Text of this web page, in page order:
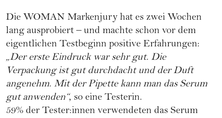
Die WOMAN Markenjury hat es zwei Wochen
lang ausprobiert – und machte schon vor dem
eigentlichen Testbeginn positive Erfahrungen:
„Der erste Eindruck war sehr gut. Die
Verpackung ist gut durchdacht und der Duft
angenehm. Mit der Pipette kann man das Serum
gut anwenden“, so eine Testerin.
59% der Tester:innen verwendeten das Serum